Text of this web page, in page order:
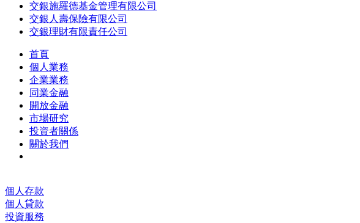
交銀施羅德基金管理有限公司
交銀人壽保險有限公司
交銀理財有限責任公司
首頁
個人業務
企業業務
同業金融
開放金融
市場研究
投資者關係
關於我們
個人存款
個人貸款
投資服務